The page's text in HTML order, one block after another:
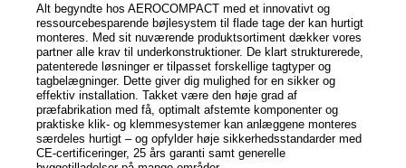
Alt begyndte hos AEROCOMPACT med et innovativt og
ressourcebesparende bøjlesystem til flade tage der kan hurtigt
monteres. Med sit nuværende produktsortiment dækker vores
partner alle krav til underkonstruktioner. De klart strukturerede,
patenterede løsninger er tilpasset forskellige tagtyper og
tagbelægninger. Dette giver dig mulighed for en sikker og
effektiv installation. Takket være den høje grad af
præfabrikation med få, optimalt afstemte komponenter og
praktiske klik- og klemmesystemer kan anlæggene monteres
særdeles hurtigt – og opfylder høje sikkerhedsstandarder med
CE-certificeringer, 25 års garanti samt generelle